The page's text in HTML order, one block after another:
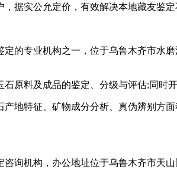
据实公允定价，有效解决本地藏友鉴
专业机构之一，位于乌鲁木齐市水
料及成品的鉴定、分级与评估;同时开
特征、矿物成分分析、真伪辨别方
机构，办公地址位于乌鲁木齐市天